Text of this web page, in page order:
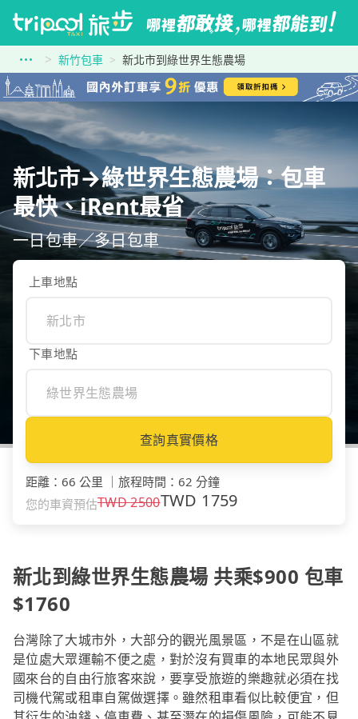
新竹包車 新北市到綠世界生態農場
新北市→綠世界生態農場：包車
最快、iRent最省
一日包車／多日包車
上車地點
下車地點
查詢真實價格
距離 ： 66 公里 旅程時間 ： 62 分鐘
您的車資預估TWD2500TWD 1759
新北到綠世界生態農場 共乘$900 包車
$1760
台灣除了大城市外，大部分的觀光風景區，不是在山區就
是位處大眾運輸不便之處，對於沒有買車的本地民眾與外
國來台的自由行旅客來說，要享受旅遊的樂趣就必須在找
司機代駕或租車自駕做選擇。雖然租車看似比較便宜，但